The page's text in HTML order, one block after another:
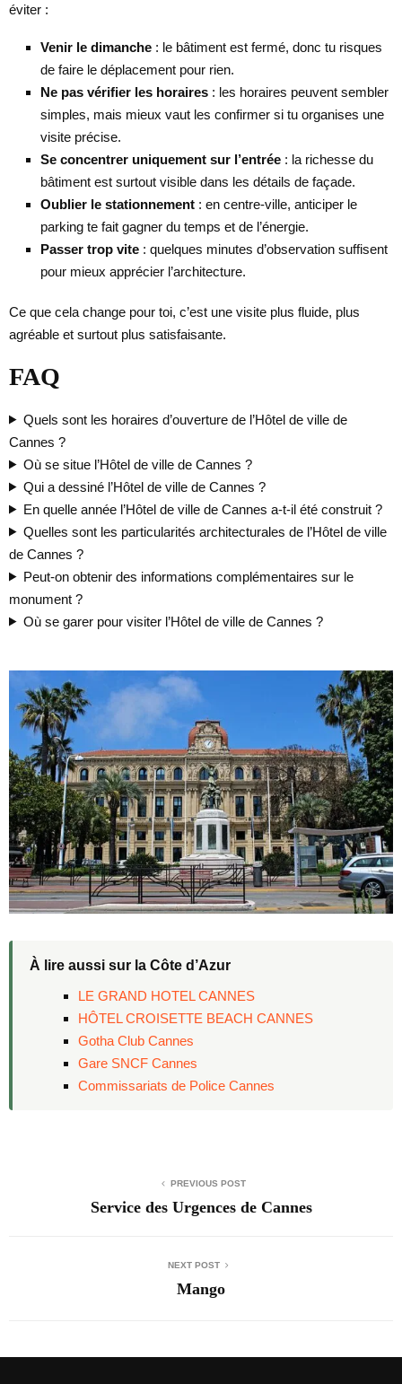
éviter :
Venir le dimanche : le bâtiment est fermé, donc tu risques
de faire le déplacement pour rien.
Ne pas vérifier les horaires : les horaires peuvent sembler
simples, mais mieux vaut les confirmer si tu organises une
visite précise.
Se concentrer uniquement sur l’entrée : la richesse du
bâtiment est surtout visible dans les détails de façade.
Oublier le stationnement : en centre-ville, anticiper le
parking te fait gagner du temps et de l’énergie.
Passer trop vite : quelques minutes d’observation suffisent
pour mieux apprécier l’architecture.
Ce que cela change pour toi, c’est une visite plus fluide, plus
agréable et surtout plus satisfaisante.
FAQ
Quels sont les horaires d’ouverture de l’Hôtel de ville de
Cannes ?
Où se situe l’Hôtel de ville de Cannes ?
Qui a dessiné l’Hôtel de ville de Cannes ?
En quelle année l’Hôtel de ville de Cannes a-t-il été construit ?
Quelles sont les particularités architecturales de l’Hôtel de ville
de Cannes ?
Peut-on obtenir des informations complémentaires sur le
monument ?
Où se garer pour visiter l’Hôtel de ville de Cannes ?
À lire aussi sur la Côte d’Azur
LE GRAND HOTEL CANNES
HÔTEL CROISETTE BEACH CANNES
Gotha Club Cannes
Gare SNCF Cannes
Commissariats de Police Cannes
PREVIOUS POST
Service des Urgences de Cannes
NEXT POST
Mango